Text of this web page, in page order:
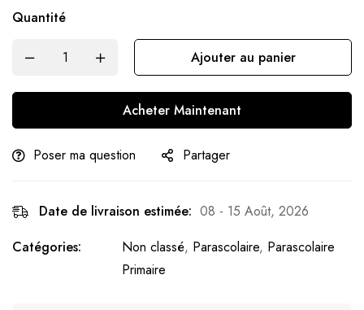
Quantité
Ajouter au panier
Acheter Maintenant
Poser ma question Partager
Date de livraison estimée: 08 - 15 Août, 2026
Catégories:
Non classé, Parascolaire, Parascolaire
Primaire